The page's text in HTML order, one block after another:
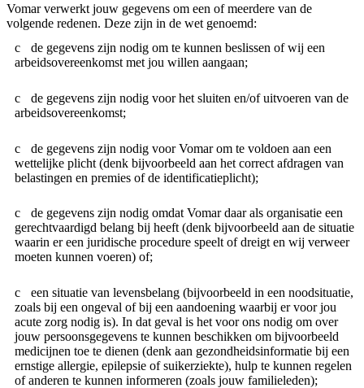
Vomar verwerkt jouw gegevens om een of meerdere van de
volgende redenen. Deze zijn in de wet genoemd:
de gegevens zijn nodig om te kunnen beslissen of wij een
arbeidsovereenkomst met jou willen aangaan;
de gegevens zijn nodig voor het sluiten en/of uitvoeren van de
arbeidsovereenkomst;
de gegevens zijn nodig voor Vomar om te voldoen aan een
wettelijke plicht (denk bijvoorbeeld aan het correct afdragen van
belastingen en premies of de identificatieplicht);
de gegevens zijn nodig omdat Vomar daar als organisatie een
gerechtvaardigd belang bij heeft (denk bijvoorbeeld aan de situatie
waarin er een juridische procedure speelt of dreigt en wij verweer
moeten kunnen voeren) of;
een situatie van levensbelang (bijvoorbeeld in een noodsituatie,
zoals bij een ongeval of bij een aandoening waarbij er voor jou
acute zorg nodig is). In dat geval is het voor ons nodig om over
jouw persoonsgegevens te kunnen beschikken om bijvoorbeeld
medicijnen toe te dienen (denk aan gezondheidsinformatie bij een
ernstige allergie, epilepsie of suikerziekte), hulp te kunnen regelen
of anderen te kunnen informeren (zoals jouw familieleden);